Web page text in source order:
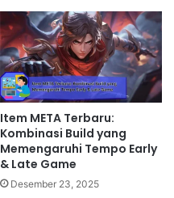
Item META Terbaru:
Kombinasi Build yang
Memengaruhi Tempo Early
& Late Game
Desember 23, 2025